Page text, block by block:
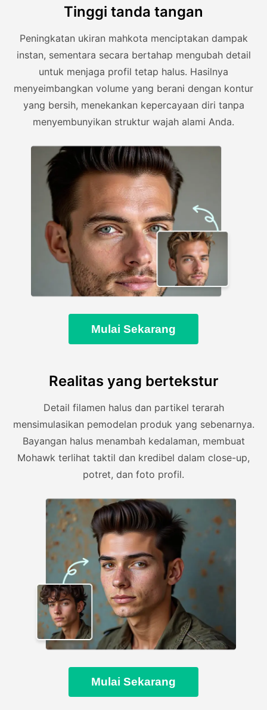
Tinggi tanda tangan
Peningkatan ukiran mahkota menciptakan dampak
instan, sementara secara bertahap mengubah detail
untuk menjaga profil tetap halus. Hasilnya
menyeimbangkan volume yang berani dengan kontur
yang bersih, menekankan kepercayaan diri tanpa
menyembunyikan struktur wajah alami Anda.
Mulai Sekarang
Realitas yang bertekstur
Detail filamen halus dan partikel terarah
mensimulasikan pemodelan produk yang sebenarnya.
Bayangan halus menambah kedalaman, membuat
Mohawk terlihat taktil dan kredibel dalam close-up,
potret, dan foto profil.
Mulai Sekarang